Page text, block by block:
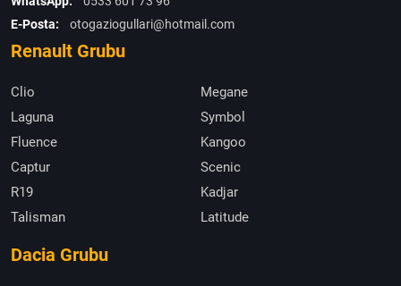
E-Posta:
otogaziogullari@hotmail.com
Renault Grubu
Clio
Megane
Laguna
Symbol
Fluence
Kangoo
Captur
Scenic
R19
Kadjar
Talisman
Latitude
Dacia Grubu